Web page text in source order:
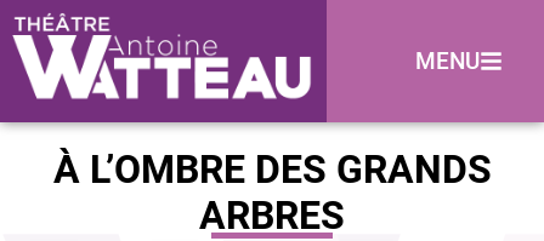
MENU
À L’OMBRE DES GRANDS
ARBRES